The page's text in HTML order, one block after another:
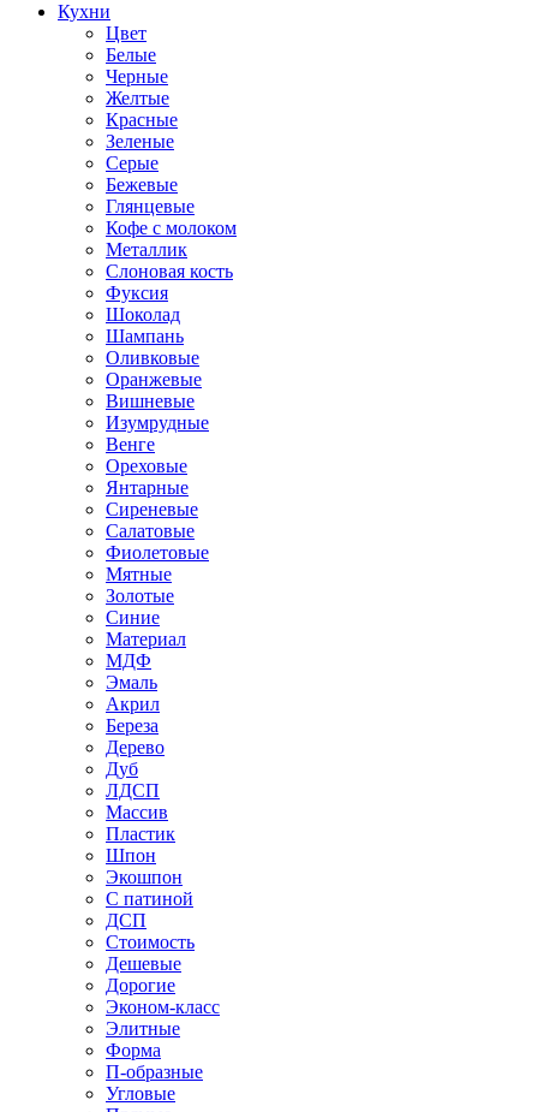
Кухни
Цвет
Белые
Черные
Желтые
Красные
Зеленые
Серые
Бежевые
Глянцевые
Кофе с молоком
Металлик
Слоновая кость
Фуксия
Шоколад
Шампань
Оливковые
Оранжевые
Вишневые
Изумрудные
Венге
Ореховые
Янтарные
Сиреневые
Салатовые
Фиолетовые
Мятные
Золотые
Синие
Материал
МДФ
Эмаль
Акрил
Береза
Дерево
Дуб
ЛДСП
Массив
Пластик
Шпон
Экошпон
С патиной
ДСП
Стоимость
Дешевые
Дорогие
Эконом-класс
Элитные
Форма
П-образные
Угловые